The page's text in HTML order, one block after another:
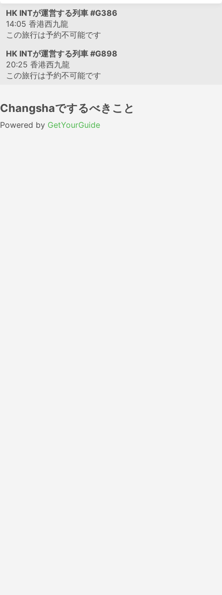
HK INTが運営する列車 #G386
14:05 香港西九龍
この旅行は予約不可能です
HK INTが運営する列車 #G898
20:25 香港西九龍
この旅行は予約不可能です
Changshaでするべきこと
Powered by GetYourGuide